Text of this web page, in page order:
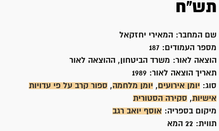
תש"ח
שם המחבר:
המאירי יחזקאל
מספר העמודים: 187
הוצאה לאור: משרד הביטחון, ההוצאה לאור
תאריך הוצאה לאור:
סוג: יומן אירועים , יומן מלחמה, ספור קרב על פי עדויות
אישיות, סקירה הסטורית
מיקום בספריה: אוסף יואב רגב
תווית: 22 המא